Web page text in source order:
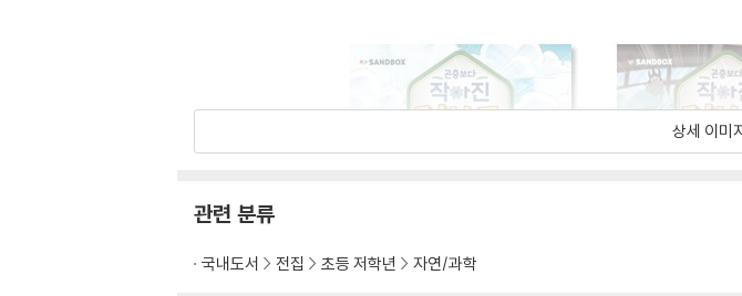
상세 이미
관련 분류
국내도서 전집 초등 저학년 자연/과학